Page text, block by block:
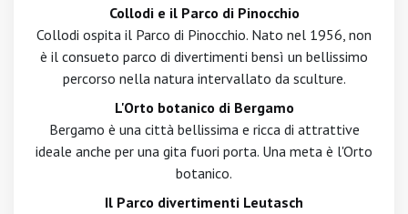
Collodi e il Parco di Pinocchio
Collodi ospita il Parco di Pinocchio. Nato nel 1956, non
è il consueto parco di divertimenti bensì un bellissimo
percorso nella natura intervallato da sculture.
L'Orto botanico di Bergamo
Bergamo è una città bellissima e ricca di attrattive
ideale anche per una gita fuori porta. Una meta è l'Orto
botanico.
Il Parco divertimenti Leutasch